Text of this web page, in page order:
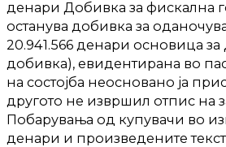
денари Добивка за фискална
останува добивка за
20.941.566 денари основица
добивка), евидентирана во
на состојба неосновано ја
другото не извршил отпис на
Побарувања од купувачи во
денари и произведените